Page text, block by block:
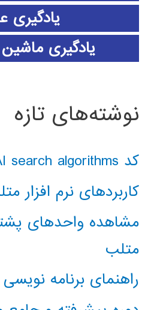
یادگیری
یادگیری
نوشته‌های تازه
کد classical AI search algorithms
کاربردهای نرم افزار
مشاهده واحدهای
متلب
راهنمای برنامه